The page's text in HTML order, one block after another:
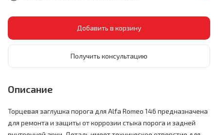
Получить консультацию
Описание
Торцевая заглушка порога для Alfa Romeo 146 предназначена
для ремонта и защиты от коррозии стыка порога и задней